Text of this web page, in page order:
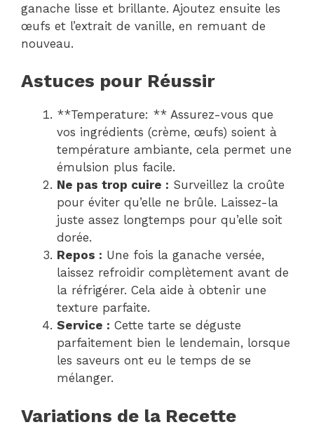
ganache lisse et brillante. Ajoutez ensuite les
œufs et l’extrait de vanille, en remuant de
nouveau.
Astuces pour Réussir
**Temperature: ** Assurez-vous que
vos ingrédients (crème, œufs) soient à
température ambiante, cela permet une
émulsion plus facile.
Ne pas trop cuire : Surveillez la croûte
pour éviter qu’elle ne brûle. Laissez-la
juste assez longtemps pour qu’elle soit
dorée.
Repos : Une fois la ganache versée,
laissez refroidir complètement avant de
la réfrigérer. Cela aide à obtenir une
texture parfaite.
Service : Cette tarte se déguste
parfaitement bien le lendemain, lorsque
les saveurs ont eu le temps de se
mélanger.
Variations de la Recette